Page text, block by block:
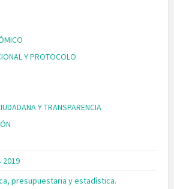
Y PROTOCOLO
Y TRANSPARENCIA
2019
presupuestaria y estadística.